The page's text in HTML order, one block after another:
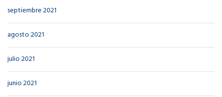
septiembre 2021
agosto 2021
julio 2021
junio 2021